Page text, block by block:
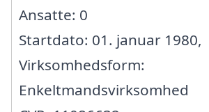
Ansatte: 0
Startdato: 01. januar 1980,
Virksomhedsform:
Enkeltmandsvirksomhed